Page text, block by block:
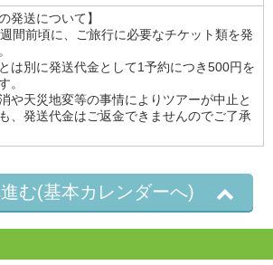
発送について】
間前頃に、ご旅行に必要なチケット類を発
は別に発送代金として1予約につき500円を
。
や天災地変等の事情によりツアーが中止と
、発送代金はご返金できませんのでご了承
む(基本カレンダーへ)